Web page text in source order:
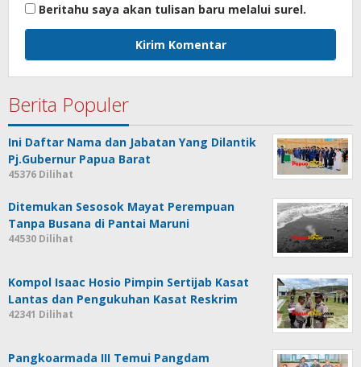
Beritahu saya akan tulisan baru melalui surel.
Berita Populer
Ini Daftar Nama dan Jabatan Yang Dilantik
Pj.Gubernur Papua Barat
45376 Dilihat
Ditemukan Sesosok Mayat Perempuan
Tanpa Busana di Pantai Maruni
44530 Dilihat
Kompol Isaac Hosio Pimpin Sertijab Kasat
Lantas dan Pengukuhan Kasat Reskrim
42341 Dilihat
Pangkoarmada III Temui Pangdam